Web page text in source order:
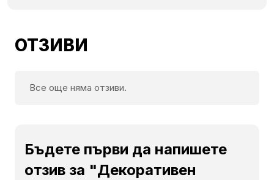
ОТЗИВИ
Все още няма отзиви.
Бъдете първи да напишете
отзив за "Декоративен